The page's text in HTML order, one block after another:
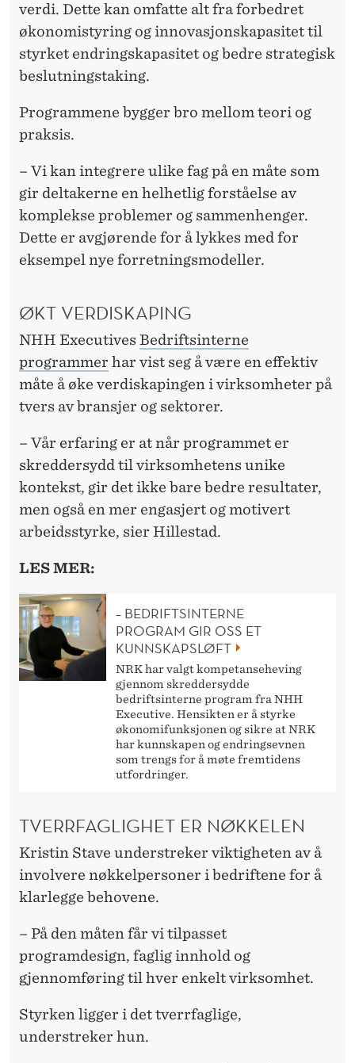
verdi. Dette kan omfatte alt fra forbedret
økonomistyring og innovasjonskapasitet til
styrket endringskapasitet og bedre strategisk
beslutningstaking.
Programmene bygger bro mellom teori og
praksis.
– Vi kan integrere ulike fag på en måte som
gir deltakerne en helhetlig forståelse av
komplekse problemer og sammenhenger.
Dette er avgjørende for å lykkes med for
eksempel nye forretningsmodeller.
ØKT VERDISKAPING
NHH ExecutivesBedriftsinterne
programmer har vist seg å være en effektiv
måte å øke verdiskapingen i virksomheter på
tvers av bransjer og sektorer.
– Vår erfaring er at når programmet er
skreddersydd til virksomhetens unike
kontekst, gir det ikke bare bedre resultater,
men også en mer engasjert og motivert
arbeidsstyrke, sier Hillestad.
LES MER:
– BEDRIFTSINTERNE
PROGRAM GIR OSS ET
KUNNSKAPSLØFT
NRK har valgt kompetanseheving
gjennom skreddersydde
bedriftsinterne program fra NHH
Executive. Hensikten er å styrke
økonomifunksjonen og sikre at NRK
har kunnskapen og endringsevnen
som trengs for å møte fremtidens
utfordringer.
TVERRFAGLIGHET ER NØKKELEN
Kristin Stave understreker viktigheten av å
involvere nøkkelpersoner i bedriftene for å
klarlegge behovene.
– På den måten får vi tilpasset
programdesign, faglig innhold og
gjennomføring til hver enkelt virksomhet.
Styrken ligger i det tverrfaglige,
understreker hun.